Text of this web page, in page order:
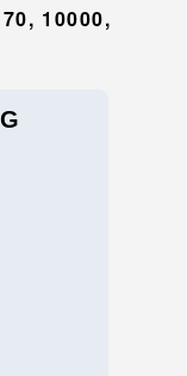
10000,